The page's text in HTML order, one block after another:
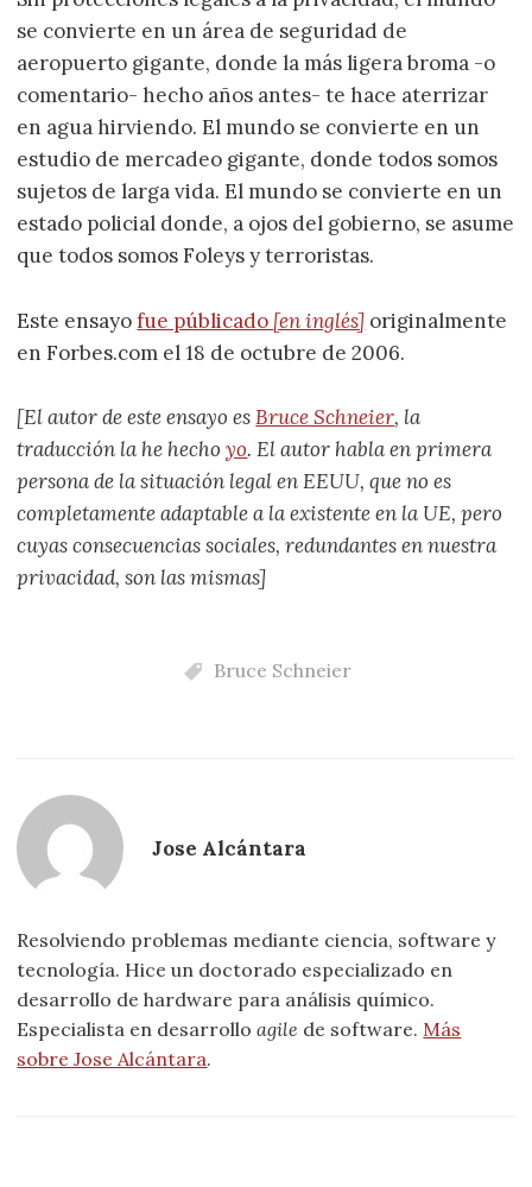
se convierte en un área de seguridad de
aeropuerto gigante, donde la más ligera broma -o
comentario- hecho años antes- te hace aterrizar
en agua hirviendo. El mundo se convierte en un
estudio de mercadeo gigante, donde todos somos
sujetos de larga vida. El mundo se convierte en un
estado policial donde, a ojos del gobierno, se asume
que todos somos Foleys y terroristas.
Este ensayofue públicado [en inglés] originalmente
en Forbes.com el 18 de octubre de 2006.
[El autor de este ensayo esBruce Schneier, la
traducción la he hechoyo. El autor habla en primera
persona de la situación legal en EEUU, que no es
completamente adaptable a la existente en la UE, pero
cuyas consecuencias sociales, redundantes en nuestra
privacidad, son las mismas]
Bruce Schneier
Jose Alcántara
Resolviendo problemas mediante ciencia, software y
tecnología. Hice un doctorado especializado en
desarrollo de hardware para análisis químico.
Especialista en desarrolloagile de software. Más
sobre Jose Alcántara.